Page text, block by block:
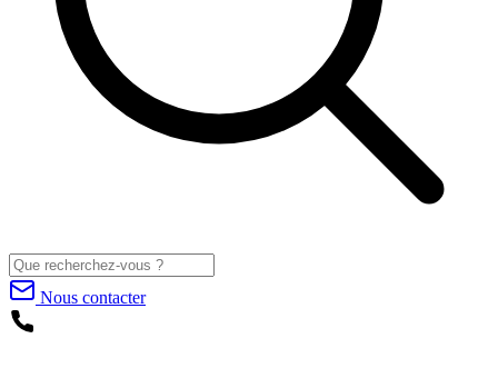
Nous contacter